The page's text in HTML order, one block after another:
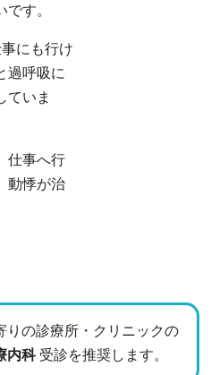
す。
にも行け
過呼吸に
ていま
仕事へ行
動悸が治
りの診療所・クリニックの
内科 受診を推奨します。